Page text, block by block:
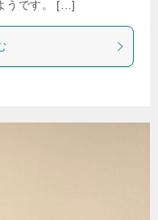
うです。 […]